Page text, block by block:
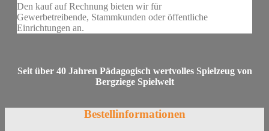
Den kauf auf Rechnung bieten wir für
Gewerbetreibende, Stammkunden oder öffentliche
Einrichtungen an.
Seit über 40 Jahren Pädagogisch wertvolles Spielzeug von
Bergziege Spielwelt
Bestellinformationen